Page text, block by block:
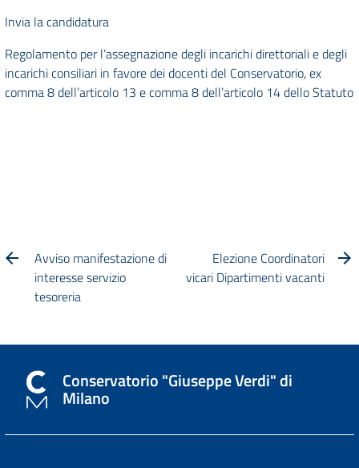
Invia la candidatura
Regolamento per l’assegnazione degli incarichi direttoriali e degli
incarichi consiliari in favore dei docenti del Conservatorio, ex
comma 8 dell’articolo 13 e comma 8 dell’articolo 14 dello Statuto
Avviso manifestazione di
interesse servizio
tesoreria
Elezione Coordinatori
vicari Dipartimenti vacanti
Conservatorio "Giuseppe Verdi" di
Milano